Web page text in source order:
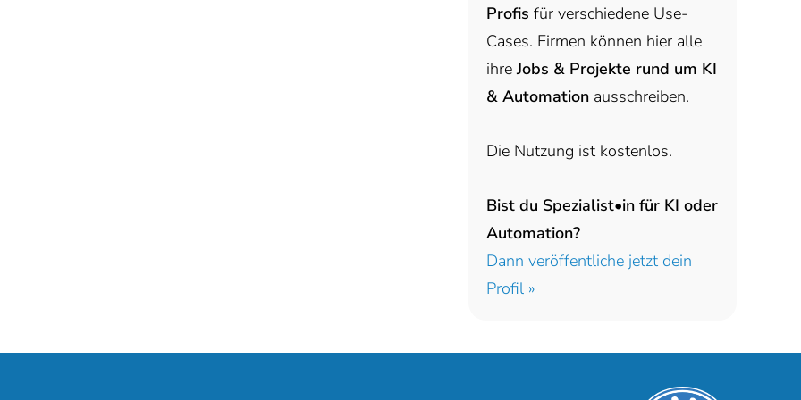
Profis für verschiedene Use-
Cases. Firmen können hier alle
ihreJobs & Projekte rund um KI
& Automation ausschreiben.
Die Nutzung ist kostenlos.
Bist du Spezialist•in für KI oder
Automation?
Dann veröffentliche jetzt dein
Profil »